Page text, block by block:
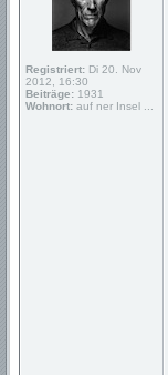
Registriert: Di 20. Nov
2012, 16:30
Beiträge: 1931
Wohnort: auf ner Insel ...